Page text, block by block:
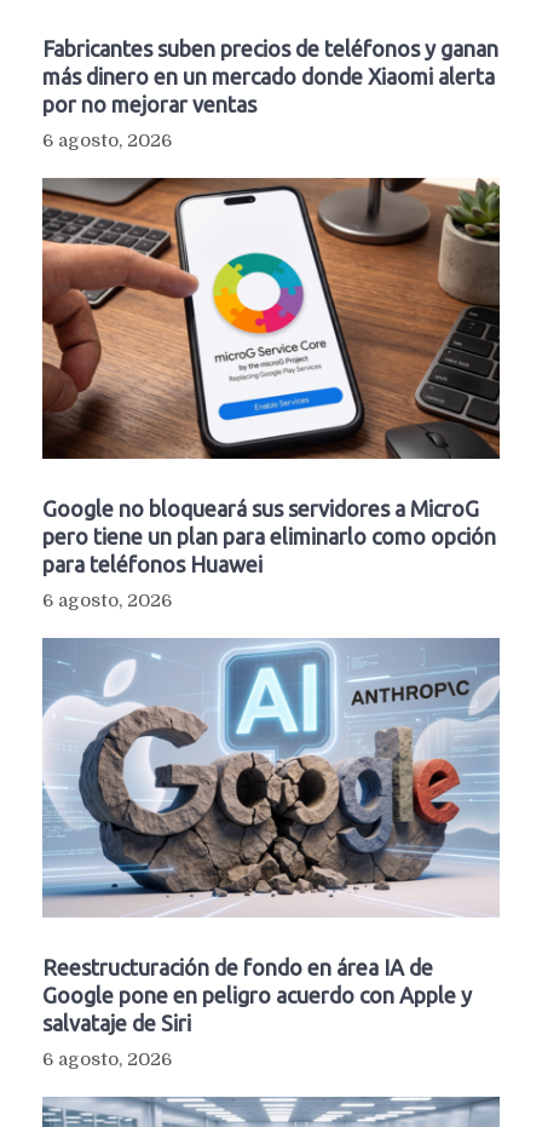
Fabricantes suben precios de teléfonos y ganan
más dinero en un mercado donde Xiaomi alerta
por no mejorar ventas
6 agosto, 2026
Google no bloqueará sus servidores a MicroG
pero tiene un plan para eliminarlo como opción
para teléfonos Huawei
6 agosto, 2026
Reestructuración de fondo en área IA de
Google pone en peligro acuerdo con Apple y
salvataje de Siri
6 agosto, 2026